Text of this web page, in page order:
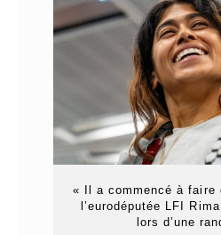
« Il a commencé à faire
l’eurodéputée LFI
lors d’une